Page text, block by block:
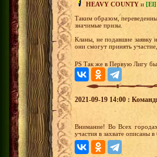
HEAVY COUNTY и [El]
Таким образом,
значимые призы.
Кланы, не подавшие заявку
они смогут принять
PS Так же в Первую Лигу
2021-09-19 14:00 :
Внимание! Во Всех
участия в захвате описаны